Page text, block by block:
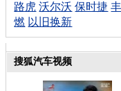
路虎 沃尔沃 保时捷
燃 以旧换新
搜狐汽车视频